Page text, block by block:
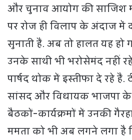
और चुनाव आयोग की साजिश
पर रोज ही विलाप के अंदाज में
सुनाती हैं. अब तो हालत यह हो
उनके साथी भी भरोसेमंद नहीं
पार्षद थोक में इस्तीफा दे रहे हैं.
सांसद और विधायक भाजपा के
बैठकों-कार्यक्रमों में उनकी
ममता को भी अब लगने लगा